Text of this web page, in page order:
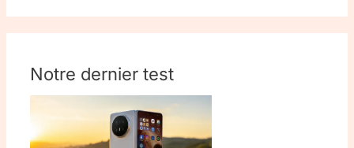
Notre dernier test